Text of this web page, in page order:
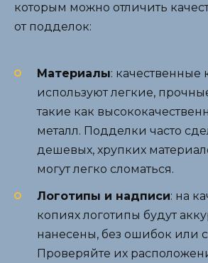
которым можно отличить
от подделок:
Материалы: качественные
используют легкие,
такие как
металл. Подделки часто
дешевых, хрупких
могут легко сломаться.
Логотипы и надписи: на
копиях логотипы будут
нанесены, без ошибок или
Проверяйте их